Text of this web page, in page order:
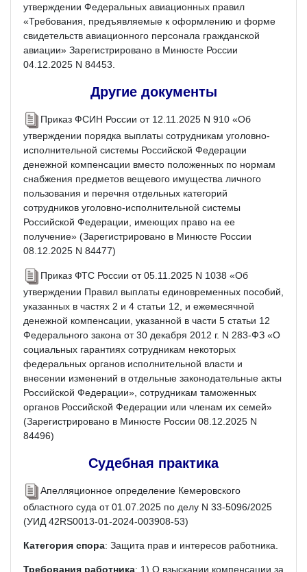
утверждении Федеральных авиационных правил
«Требования, предъявляемые к оформлению и форме
свидетельств авиационного персонала гражданской
авиации» Зарегистрировано в Минюсте России
04.12.2025 N 84453.
Другие документы
Приказ ФСИН России от 12.11.2025 N 910 «Об
утверждении порядка выплаты сотрудникам уголовно-
исполнительной системы Российской Федерации
денежной компенсации вместо положенных по нормам
снабжения предметов вещевого имущества личного
пользования и перечня отдельных категорий
сотрудников уголовно-исполнительной системы
Российской Федерации, имеющих право на ее
получение» (Зарегистрировано в Минюсте России
08.12.2025 N 84477)
Приказ ФТС России от 05.11.2025 N 1038 «Об
утверждении Правил выплаты единовременных пособий,
указанных в частях 2 и 4 статьи 12, и ежемесячной
денежной компенсации, указанной в части 5 статьи 12
Федерального закона от 30 декабря 2012 г. N 283-ФЗ «О
социальных гарантиях сотрудникам некоторых
федеральных органов исполнительной власти и
внесении изменений в отдельные законодательные акты
Российской Федерации», сотрудникам таможенных
органов Российской Федерации или членам их семей»
(Зарегистрировано в Минюсте России 08.12.2025 N
84496)
Судебная практика
Апелляционное определение Кемеровского
областного суда от 01.07.2025 по делу N 33-5096/2025
(УИД 42RS0013-01-2024-003908-53)
Категория спора: Защита прав и интересов работника.
Требования работника: 1) О взыскании компенсации за